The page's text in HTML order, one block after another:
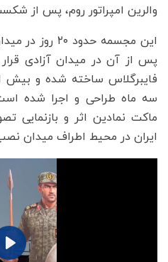
والرین امپراتور روم، پس از شکست
این مجسمه حدود
پس از آن در میدان آزادی
فایبرگلاس ساخته شده و بیش
سه ماه طراحی و اجرا شده
ماکت نمادین اثر و بازنمایی
ایران در محیط اطراف میدان